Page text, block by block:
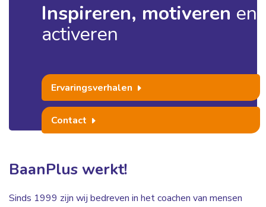
Inspireren, motiveren en
activeren
Ervaringsverhalen
Contact
BaanPlus werkt!
Sinds 1999 zijn wij bedreven in het coachen van mensen